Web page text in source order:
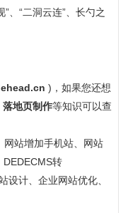
”、“二洞云连”、长勺之
)，如果您还想
落地页制作等知识可以查
网站增加手机站、网站
转
设计、企业网站优化、